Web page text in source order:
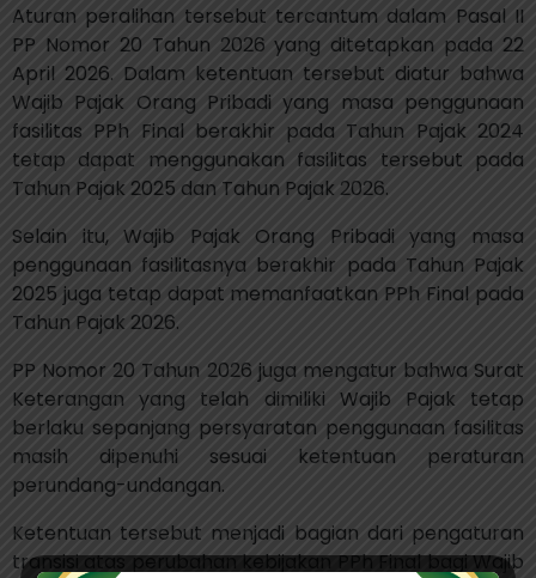
Aturan peralihan tersebut tercantum dalam Pasal II
PP Nomor 20 Tahun 2026 yang ditetapkan pada 22
April 2026. Dalam ketentuan tersebut diatur bahwa
Wajib Pajak Orang Pribadi yang masa penggunaan
fasilitas PPh Final berakhir pada Tahun Pajak 2024
tetap dapat menggunakan fasilitas tersebut pada
Tahun Pajak 2025 dan Tahun Pajak 2026.
Selain itu, Wajib Pajak Orang Pribadi yang masa
penggunaan fasilitasnya berakhir pada Tahun Pajak
2025 juga tetap dapat memanfaatkan PPh Final pada
Tahun Pajak 2026.
PP Nomor 20 Tahun 2026 juga mengatur bahwa Surat
Keterangan yang telah dimiliki Wajib Pajak tetap
berlaku sepanjang persyaratan penggunaan fasilitas
masih dipenuhi sesuai ketentuan peraturan
perundang-undangan.
Ketentuan tersebut menjadi bagian dari pengaturan
transisi atas perubahan kebijakan PPh Final bagi Wajib